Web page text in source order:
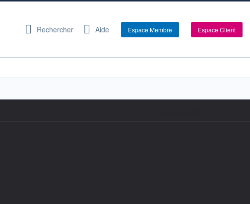
Rechercher Aide Espace Membre Espace Client